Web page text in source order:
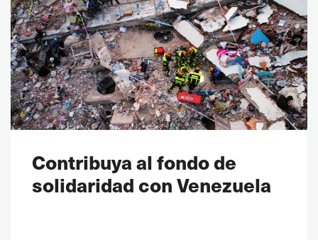
Contribuya al fondo de
solidaridad con Venezuela